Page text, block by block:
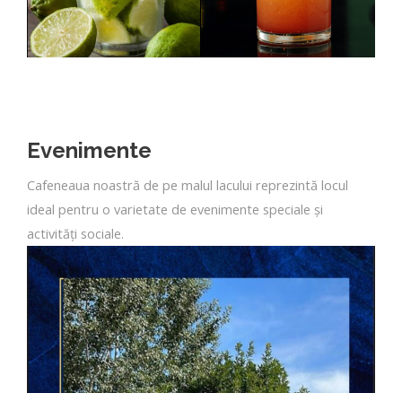
Evenimente
Cafeneaua noastră de pe malul lacului reprezintă locul
ideal pentru o varietate de evenimente speciale și
activități sociale.